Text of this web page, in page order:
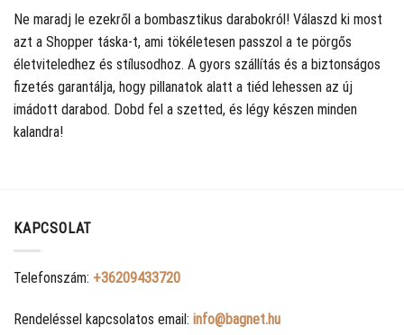
Ne maradj le ezekről a bombasztikus darabokról! Válaszd ki most
azt a Shopper táska-t, ami tökéletesen passzol a te pörgős
életviteledhez és stílusodhoz. A gyors szállítás és a biztonságos
fizetés garantálja, hogy pillanatok alatt a tiéd lehessen az új
imádott darabod. Dobd fel a szetted, és légy készen minden
kalandra!
KAPCSOLAT
Telefonszám: +36209433720
Rendeléssel kapcsolatos email: info@bagnet.hu